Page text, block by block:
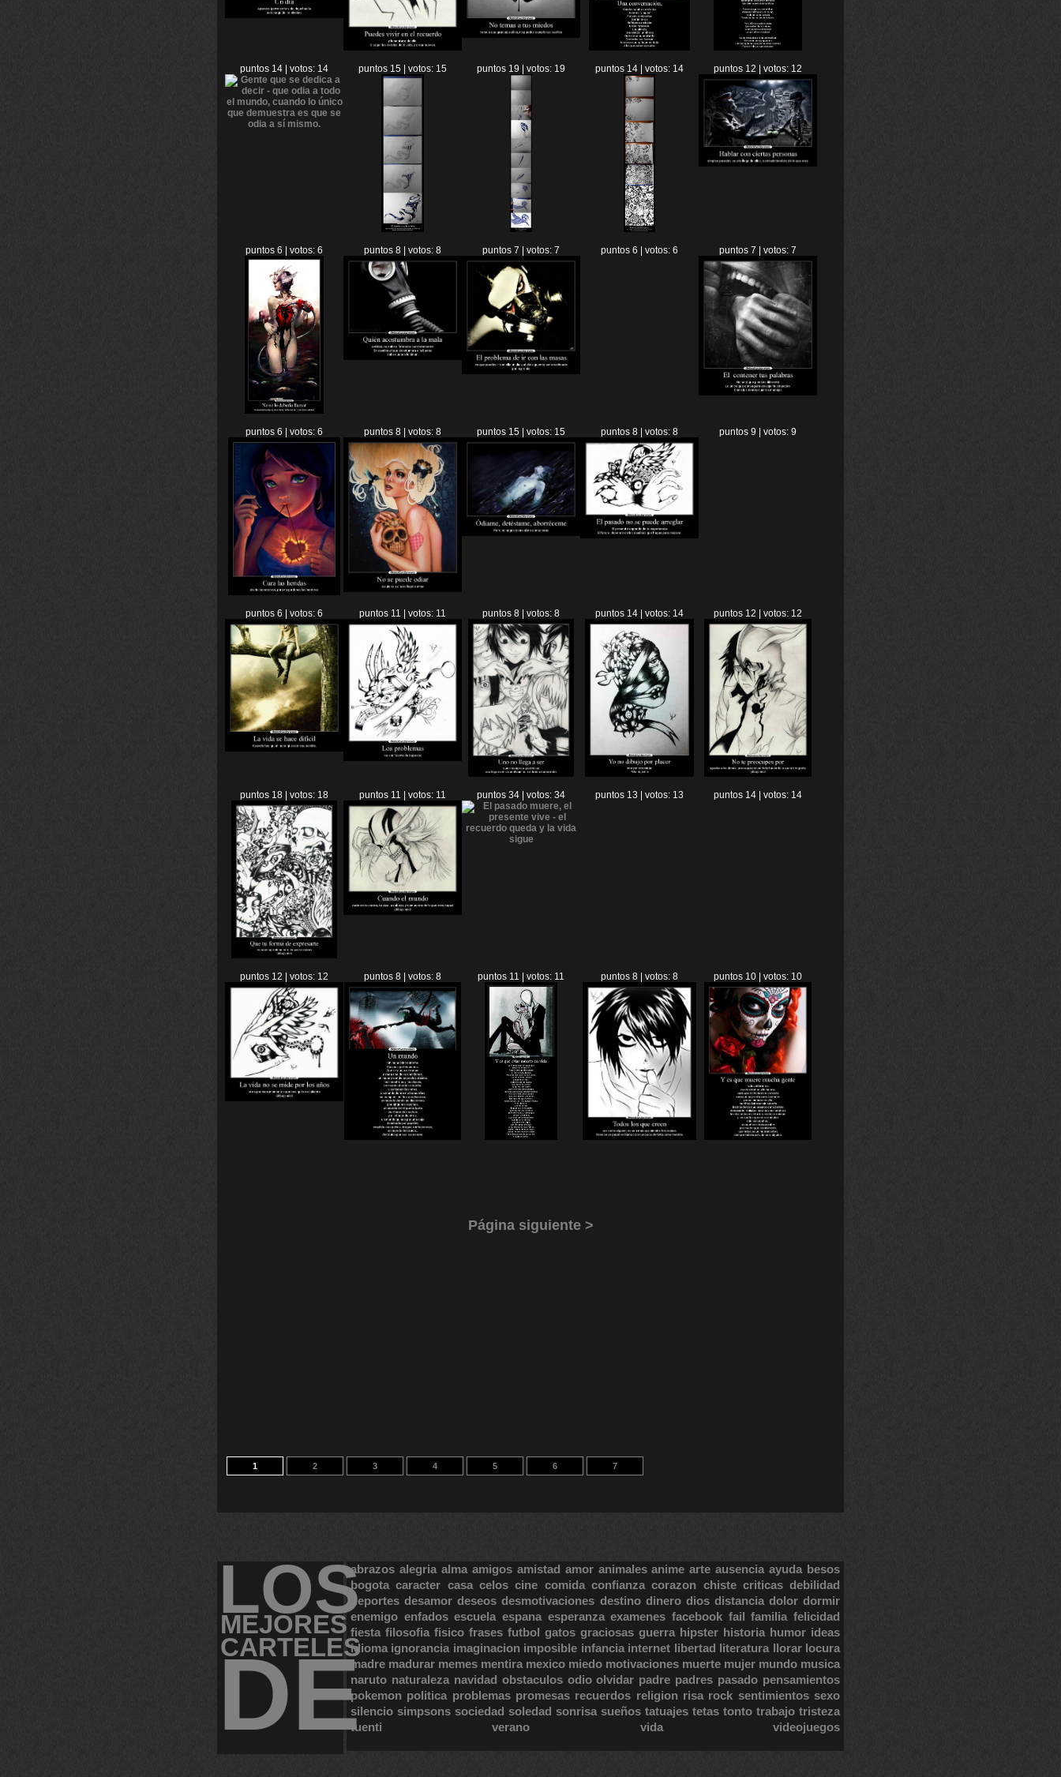
puntos 14 | votos: 14 puntos 15 | votos: 15 puntos 19 | votos: 19 puntos 14 | votos: 14 puntos 12 | votos: 12
puntos 6 | votos: 6 puntos 8 | votos: 8 puntos 7 | votos: 7 puntos 6 | votos: 6 puntos 7 | votos: 7
puntos 6 | votos: 6 puntos 8 | votos: 8 puntos 15 | votos: 15 puntos 8 | votos: 8 puntos 9 | votos: 9
puntos 6 | votos: 6 puntos 11 | votos: 11 puntos 8 | votos: 8 puntos 14 | votos: 14 puntos 12 | votos: 12
puntos 18 | votos: 18 puntos 11 | votos: 11 puntos 34 | votos: 34 puntos 13 | votos: 13 puntos 14 | votos: 14
puntos 12 | votos: 12 puntos 8 | votos: 8 puntos 11 | votos: 11 puntos 8 | votos: 8 puntos 10 | votos: 10
Página siguiente >
1 2 3 4 5 6 7
LOS
MEJORES
CARTELES
DE
abrazos alegria alma amigos amistad amor animales anime arte ausencia ayuda besos
bogota caracter casa celos cine comida confianza corazon chiste criticas debilidad
deportes desamor deseos desmotivaciones destino dinero dios distancia dolor dormir
enemigo enfados escuela espana esperanza examenes facebook fail familia felicidad
fiesta filosofia fisico frases futbol gatos graciosas guerra hipster historia humor ideas
idioma ignorancia imaginacion imposible infancia internet libertad literatura llorar locura
madre madurar memes mentira mexico miedo motivaciones muerte mujer mundo musica
naruto naturaleza navidad obstaculos odio olvidar padre padres pasado pensamientos
pokemon politica problemas promesas recuerdos religion risa rock sentimientos sexo
silencio simpsons sociedad soledad sonrisa sueños tatuajes tetas tonto trabajo tristeza
tuenti
verano vida videojuegos